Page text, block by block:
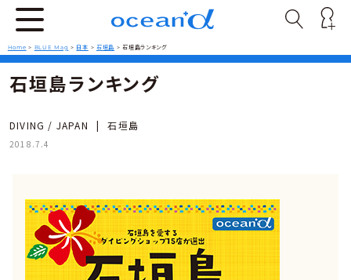
Home > BLUE Mag > 日本 > 石垣島 >石垣島ランキング
石垣島ランキング
DIVING / JAPAN | 石垣島
2018.7.4